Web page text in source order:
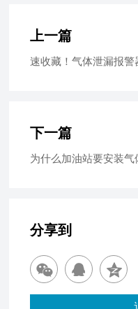
上一篇
速收藏！气体泄漏报
下一篇
为什么加油站要安装气
分享到